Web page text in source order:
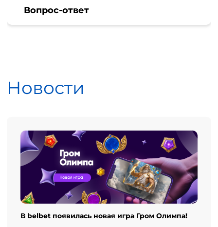
Вопрос-ответ
Новости
В belbet появилась новая игра Гром Олимпа!